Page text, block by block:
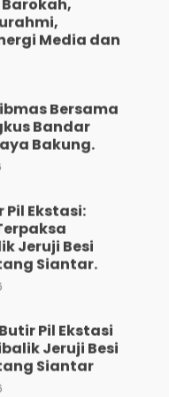
Bersama
Bandar
Bakung.
Pil Ekstasi:
Jeruji Besi
Pil Ekstasi
Jeruji Besi
Siantar
HP: Tiga